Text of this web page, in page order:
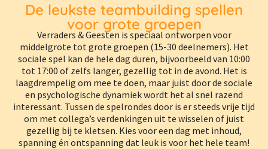
De leukste teambuilding spellen
voor grote groepen
Verraders & Geesten is speciaal ontworpen voor
middelgrote tot grote groepen (15-30 deelnemers). Het
sociale spel kan de hele dag duren, bijvoorbeeld van 10:00
tot 17:00 of zelfs langer, gezellig tot in de avond. Het is
laagdrempelig om mee te doen, maar juist door de sociale
en psychologische dynamiek wordt het al snel razend
interessant. Tussen de spelrondes door is er steeds vrije tijd
om met collega’s verdenkingen uit te wisselen of juist
gezellig bij te kletsen. Kies voor een dag met inhoud,
spanning én ontspanning dat leuk is voor het hele team!